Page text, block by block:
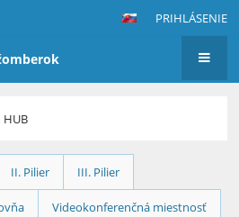
PRIHLÁSENIE
HUB
II. Pilier III. Pilier
Videokonferenčná miestnosť